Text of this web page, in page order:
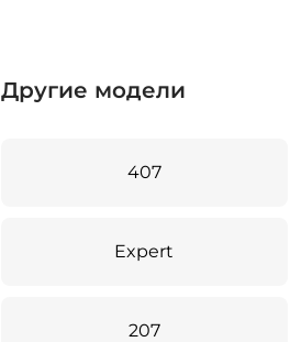
Другие модели
407
Expert
207